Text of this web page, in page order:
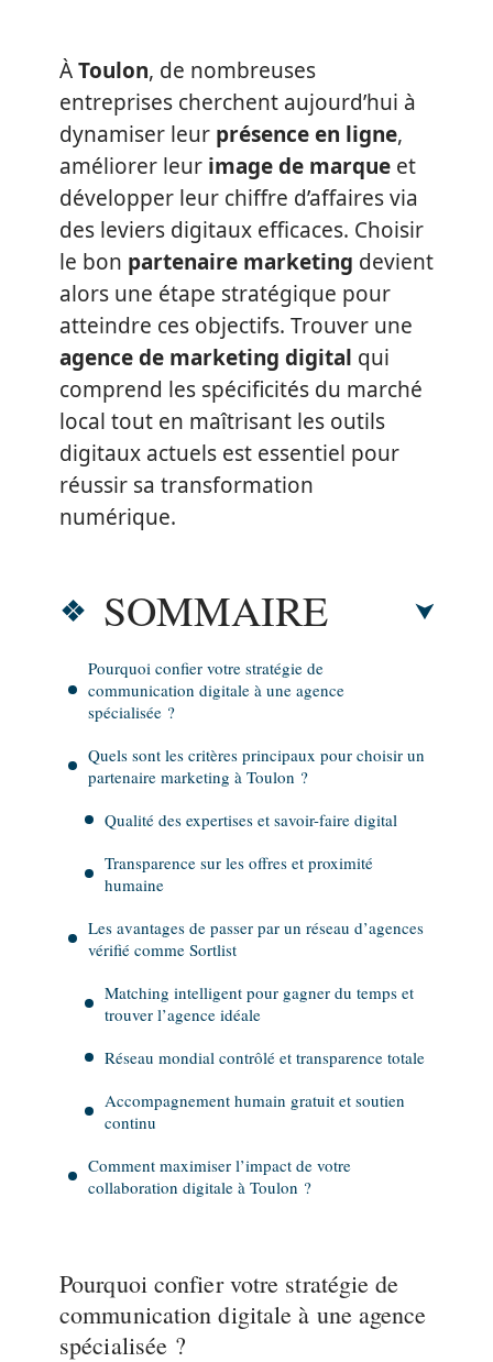
ÀToulon, de nombreuses
entreprises cherchent aujourd’hui à
dynamiser leur présence en ligne,
améliorer leur image de marque et
développer leur chiffre d’affaires via
des leviers digitaux efficaces. Choisir
le bon partenaire marketing devient
alors une étape stratégique pour
atteindre ces objectifs. Trouver une
agence de marketing digital qui
comprend les spécificités du marché
local tout en maîtrisant les outils
digitaux actuels est essentiel pour
réussir sa transformation
numérique.
SOMMAIRE
Pourquoi confier votre stratégie de
communication digitale à une agence
spécialisée ?
Quels sont les critères principaux pour choisir un
partenaire marketing à Toulon ?
Qualité des expertises et savoir-faire digital
Transparence sur les offres et proximité
humaine
Les avantages de passer par un réseau d’agences
vérifié comme Sortlist
Matching intelligent pour gagner du temps et
trouver l’agence idéale
Réseau mondial contrôlé et transparence totale
Accompagnement humain gratuit et soutien
continu
Comment maximiser l’impact de votre
collaboration digitale à Toulon ?
Pourquoi confier votre stratégie de
communication digitale à une agence
spécialisée ?